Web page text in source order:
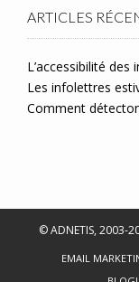
ARTICLES
L’accessibilité des
Les infolettres
Comment
© ADNETIS, 2003-
EMAIL